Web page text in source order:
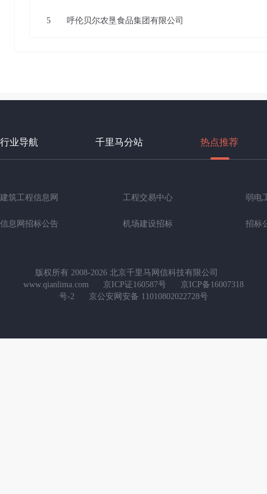
5 呼伦贝尔农垦食品集团有限公司
行业导航 千里马分站 热点推荐
建筑工程信息网 工程交易中心 弱电
信息网招标公告 机场建设招标 招标
版权所有 2008-2026 北京千里马网信科技有限公司
www.qianlima.com
京ICP证160587号
京ICP备16007318
号-2
京公安网安备 11010802022728号